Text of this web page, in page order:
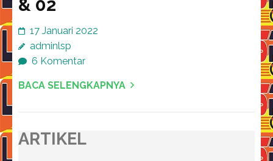
& 02
17 Januari 2022
adminlsp
6 Komentar
BACA SELENGKAPNYA
ARTIKEL